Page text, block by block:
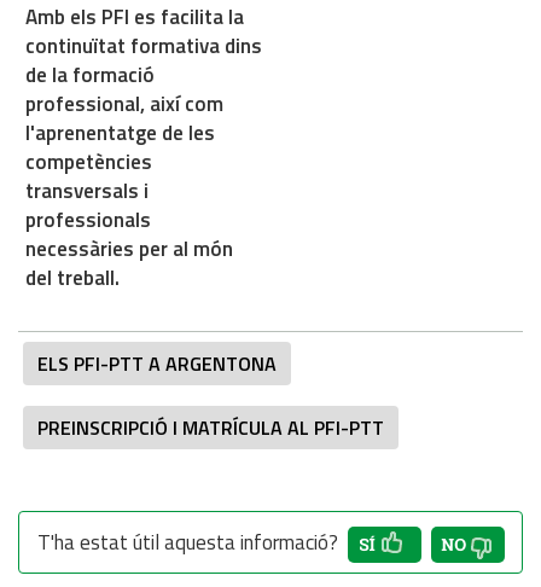
Amb els PFI es facilita la
continuïtat formativa dins
de la formació
professional, així com
l'aprenentatge de les
competències
transversals i
professionals
necessàries per al món
del treball.
ELS PFI-PTT A ARGENTONA
PREINSCRIPCIÓ I MATRÍCULA AL PFI-PTT
T'ha estat útil aquesta informació?